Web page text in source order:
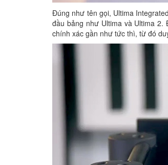
Đúng như tên gọi, Ultima
đầu bảng như Ultima và Ultima
chính xác gần như tức thì, từ đó